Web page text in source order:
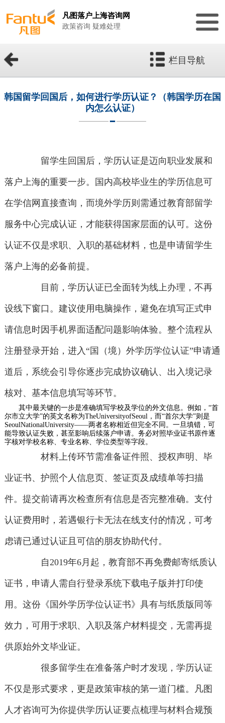
凡图落户上海咨询网
政策咨询 疑难处理
栏目导航
韩国留学回国后，如何进行学历认证？（韩国学历在国
内怎么认证）
留学生回国后，学历认证是迈向职业发展和
落户上海的重要一步。国内高校毕业生的学历信息可
在学信网直接查询，而境外学历则需通过教育部留学
服务中心完成认证，才能获得国家层面的认可。这份
认证不仅是求职、入职的基础材料，也是申请留学生
落户上海的必备前提。
目前，学历认证已全面转为线上办理，不再
设线下窗口。建议使用电脑操作，避免在填写正式申
请信息时因手机界面适配问题影响体验。整个流程从
注册登录开始，进入“国（境）外学历学位认证”申请通
道后，系统会引导你逐步完成协议确认、出入境记录
核对、基本信息填写等环节。
其中最关键的一步是准确填写学校及学位的外文信息。例如，“首
尔市立大学”的英文名称为TheUniversityofSeoul，而“首尔大学”则是
SeoulNationalUniversity——两者名称相近但完全不同。一旦填错，可
能导致认证失败，甚至影响后续落户申请。务必对照毕业证书原件逐
字核对学校名称、专业名称、学位类型等字段。
材料上传环节需准备证件照、授权声明、毕
业证书、护照个人信息页、签证页及成绩单等扫描
件。提交前请再次检查所有信息是否完整准确。支付
认证费用时，若遇银行卡无法在线支付的情况，可考
虑请已通过认证且可信的朋友协助代付。
自2019年6月起，教育部不再免费邮寄纸质认
证书，申请人需自行登录系统下载电子版并打印使
用。这份《国外学历学位认证书》具有与纸质版同等
效力，可用于求职、入职及落户材料提交，无需再提
供原始外文毕业证。
很多留学生在准备落户时才发现，学历认证
不仅是形式要求，更是政策审核的第一道门槛。凡图
人才咨询可为你提供学历认证要点梳理与材料合规预